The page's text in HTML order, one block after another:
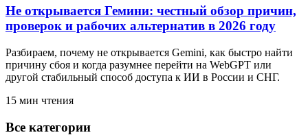
Не открывается Гемини: честный обзор причин,
проверок и рабочих альтернатив в 2026 году
Разбираем, почему не открывается Gemini, как быстро найти
причину сбоя и когда разумнее перейти на WebGPT или
другой стабильный способ доступа к ИИ в России и СНГ.
15 мин чтения
Все категории